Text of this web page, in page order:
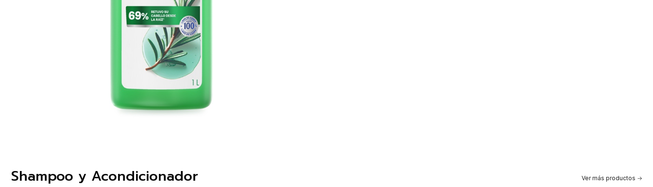
Shampoo y Acondicionador Ver más productos